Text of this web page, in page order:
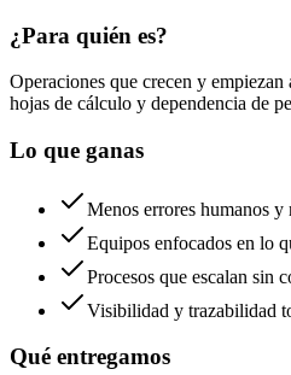
¿Para quién es?
Operaciones que crecen y empiezan
hojas de cálculo y dependencia de
Lo que ganas
Menos errores humanos y
Equipos enfocados en lo
Procesos que escalan sin
Visibilidad y trazabilidad
Qué entregamos